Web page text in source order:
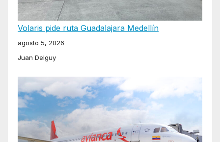
Volaris pide ruta Guadalajara Medellín
agosto 5, 2026
Juan Delguy